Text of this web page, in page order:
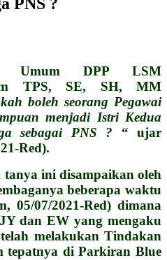
Umum DPP LSM
TPS, SE, SH, MM
boleh seorang Pegawai
menjadi Istri Kedua
sebagai PNS ? “ ujar
Red).
tanya ini disampaikan oleh
beberapa waktu
05/07/2021-Red) dimana
dan EW yang mengaku
melakukan Tindakan
tepatnya di Parkiran Blue